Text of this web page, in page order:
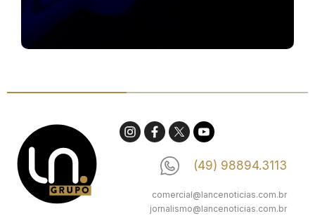
(49) 98894.3113
comercial@lancenoticias.com.br
jornalismo@lancenoticias.com.br